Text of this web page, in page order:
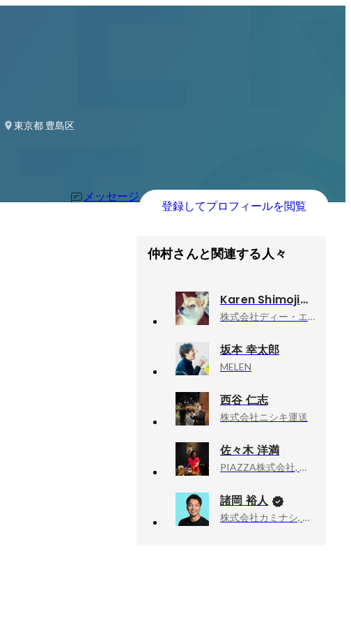
東京都 豊島区
メッセージ
登録してプロフィールを閲覧
仲村さんと関連する人々
Karen Shimojima
株式会社ディー・エヌ・エー, ヒューマンリソース本部人材企画部キャリアグループ
坂本 幸太郎
MELEN
西谷 仁志
株式会社ニシキ運送
佐々木 洋満
PIAZZA株式会社, プラットフォーム部プロダクトチーム・テックリード
諸岡 裕人
株式会社カミナシ, 代表取締役